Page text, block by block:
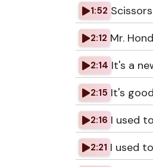
1:52
2:12 Mr.
2:14 It's a
2:15 It's
2:16 I used
2:21 I used